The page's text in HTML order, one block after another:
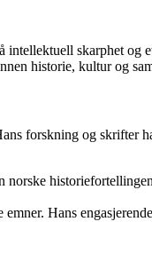
skarphet og
historie, kultur og
forskning og skrifter
Hans